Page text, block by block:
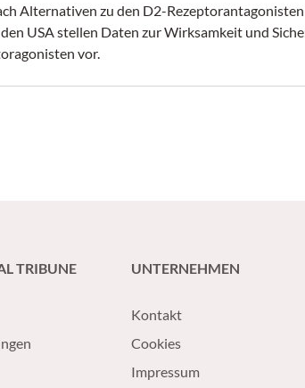
Alternativen zu den D2-
USA stellen Daten zur Wirksamkeit und
vor.
TRIBUNE UNTERNEHMEN
Kontakt
Cookies
Impressum